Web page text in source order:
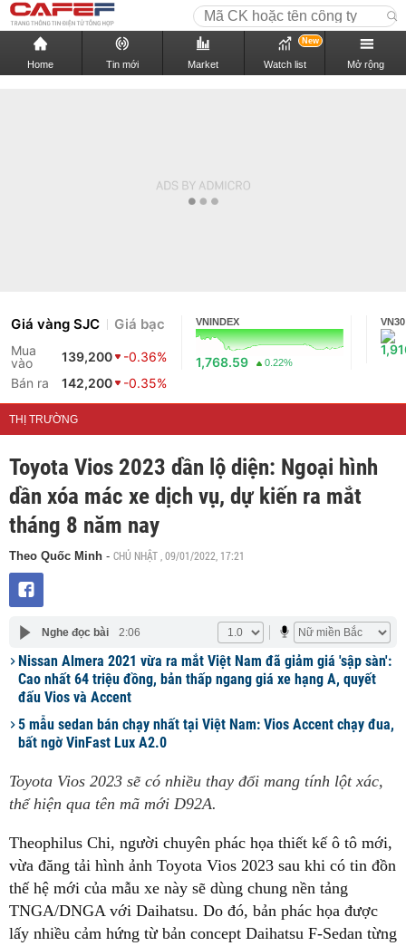
Home Tin mới Market Watch list
New
Mở rộng
Giá vàng SJC Giá bạc
Mua
vào
139,200
-0.36%
Bán ra
142,200 -0.35%
VNINDEX
1,768.59 0.22%
VN30
THỊ TRƯỜNG
Toyota Vios 2023 dần lộ diện: Ngoại hình
dần xóa mác xe dịch vụ, dự kiến ra mắt
tháng 8 năm nay
Theo Quốc Minh - CHỦ NHẬT , 09/01/2022, 17:21
Nghe đọc bài 2:06
Nissan Almera 2021 vừa ra mắt Việt Nam đã giảm giá 'sập sàn':
Cao nhất 64 triệu đồng, bản thấp ngang giá xe hạng A, quyết
đấu Vios và Accent
5 mẫu sedan bán chạy nhất tại Việt Nam: Vios Accent chạy đua,
bất ngờ VinFast Lux A2.0
Toyota Vios 2023 sẽ có nhiều thay đổi mang tính lột xác,
thể hiện qua tên mã mới D92A.
Theophilus Chi, người chuyên phác họa thiết kế ô tô mới,
vừa đăng tải hình ảnh Toyota Vios 2023 sau khi có tin đồn
thế hệ mới của mẫu xe này sẽ dùng chung nền tảng
TNGA/DNGA với Daihatsu. Do đó, bản phác họa được
lấy nhiều cảm hứng từ bản concept Daihatsu F-Sedan từng